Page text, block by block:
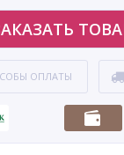
ОПЛАТЫ